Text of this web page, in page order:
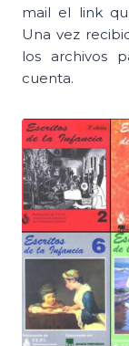
mail el link
Una vez
los archivos
cuenta.